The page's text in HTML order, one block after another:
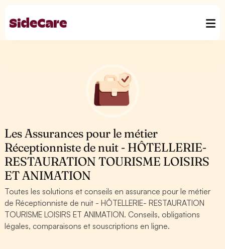
Les Assurances pour le métier
Réceptionniste de nuit - HÔTELLERIE-
RESTAURATION TOURISME LOISIRS
ET ANIMATION
Toutes les solutions et conseils en assurance pour le métier
de Réceptionniste de nuit - HÔTELLERIE- RESTAURATION
TOURISME LOISIRS ET ANIMATION. Conseils, obligations
légales, comparaisons et souscriptions en ligne.